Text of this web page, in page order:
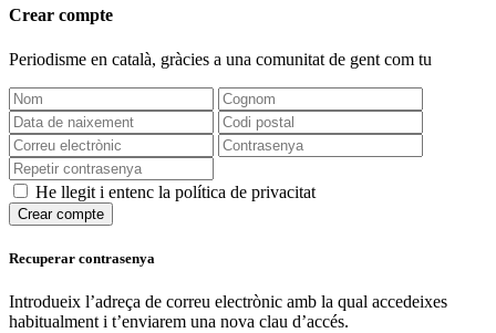
Crear compte
Periodisme en català, gràcies a una comunitat de gent com tu
He llegit i entenc la política de privacitat
Crear compte
Recuperar contrasenya
Introdueix l’adreça de correu electrònic amb la qual accedeixes
habitualment i t’enviarem una nova clau d’accés.